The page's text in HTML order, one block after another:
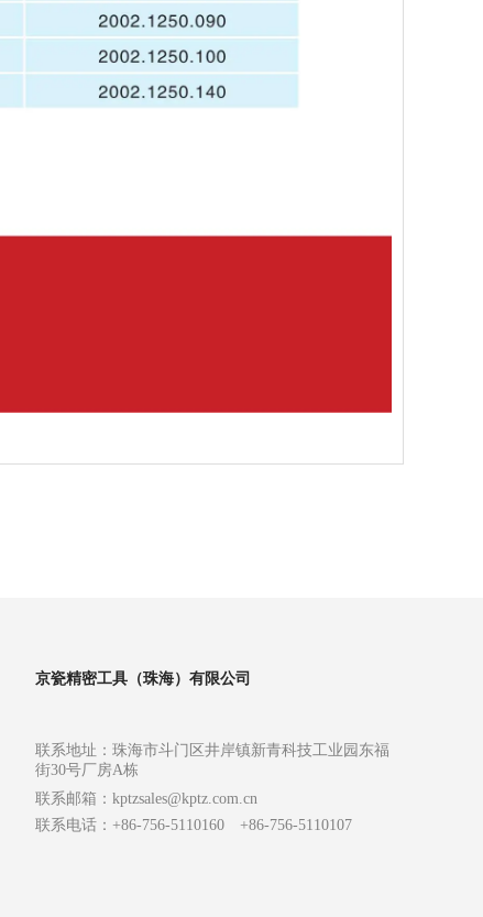
京瓷精密工具（珠海）有限公司
联系地址：珠海市斗门区井岸镇新青科技工业园东福
街30号厂房A栋
联系邮箱： kptzsales@kptz.com.cn
联系电话：+86-756-5110160 +86-756-5110107